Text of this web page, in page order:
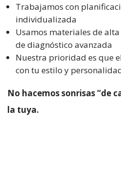
Trabajamos con
individualizada
Usamos materiales de
de diagnóstico avanzada
Nuestra prioridad es que
con tu estilo y
No hacemos sonrisas “de
la tuya.